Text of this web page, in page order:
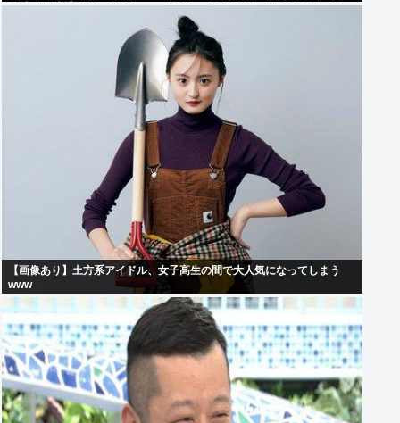
32歳女を逮捕 [8/6]
【画像あり】土方系アイドル、女子高生の間で大人気になってしまう
www